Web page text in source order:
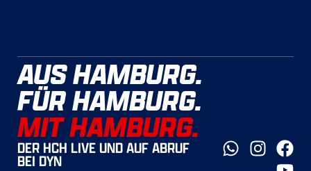
AUS HAMBURG.
FÜR HAMBURG.
MIT HAMBURG.
DER HCH LIVE UND AUF ABRUF
BEI DYN